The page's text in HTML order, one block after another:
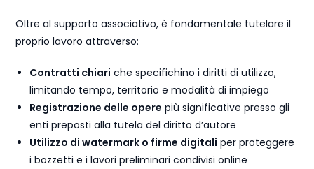
Oltre al supporto associativo, è fondamentale tutelare il
proprio lavoro attraverso:
Contratti chiari che specifichino i diritti di utilizzo,
limitando tempo, territorio e modalità di impiego
Registrazione delle opere più significative presso gli
enti preposti alla tutela del diritto d’autore
Utilizzo di watermark o firme digitali per proteggere
i bozzetti e i lavori preliminari condivisi online